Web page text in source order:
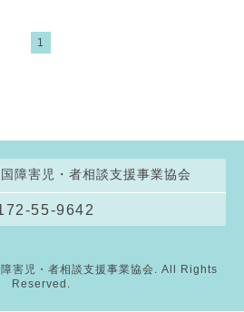
1
障害児・者相談支援事業協会
55-9642
害児・者相談支援事業協会. All Rights
Reserved.